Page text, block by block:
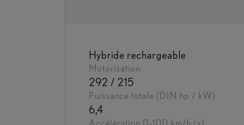
Motorisation
Hybride rechargeable
Puissance totale (DIN hp / kW)
292 / 215
6,4